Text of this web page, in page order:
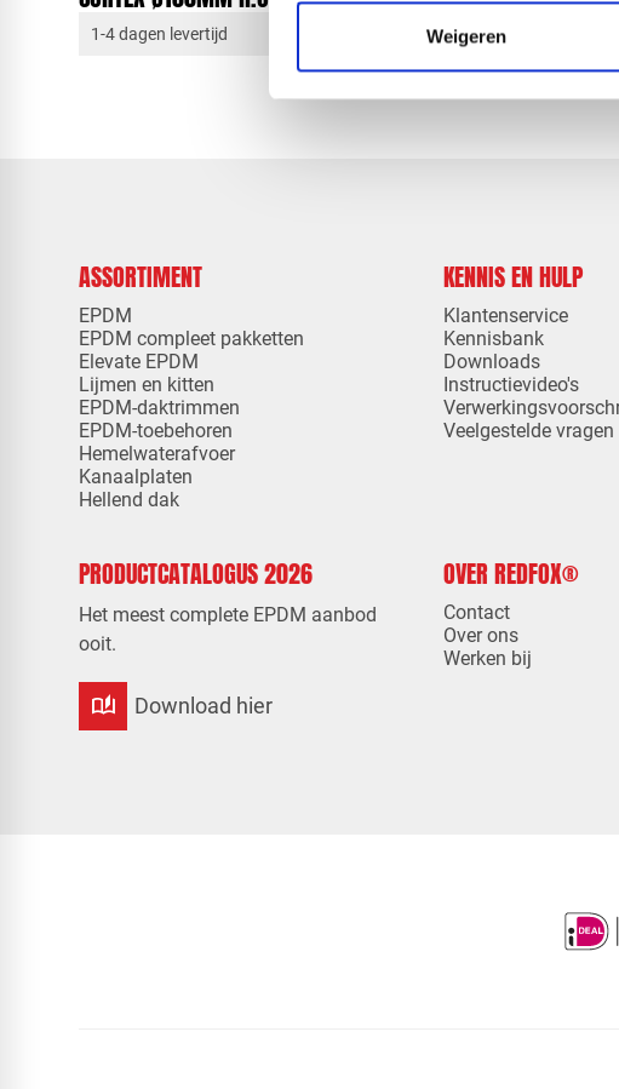
Weigeren
1-4 dagen levertijd 1-4 dagen levertijd
ASSORTIMENT
EPDM
EPDM compleet pakketten
Elevate EPDM
Lijmen en kitten
EPDM-daktrimmen
EPDM-toebehoren
Hemelwaterafvoer
Kanaalplaten
Hellend dak
KENNIS EN HULP
Klantenservice
Kennisbank
Downloads
Instructievideo's
Veelgestelde vragen
PRODUCTCATALOGUS 2026
Het meest complete EPDM aanbod
ooit.
auto_stories Download hier
OVER REDFOX®
Contact
Over ons
Werken bij